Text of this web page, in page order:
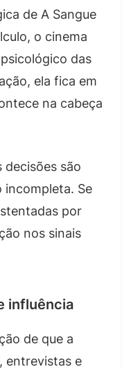
de A Sangue
o cinema
das
ela fica em
na cabeça
decisões são
incompleta. Se
por
nos sinais
influência
de que a
entrevistas e